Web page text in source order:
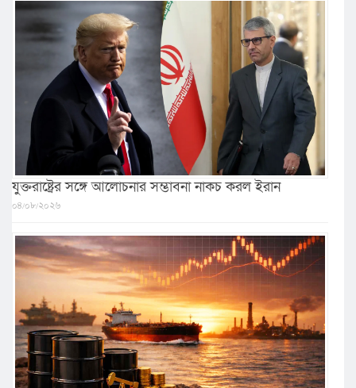
যুক্তরাষ্ট্রের সঙ্গে আলোচনার সম্ভাবনা নাকচ করল ইরান
০৪/০৮/২০২৬